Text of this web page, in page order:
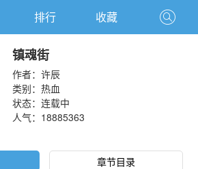
排行 收藏
镇魂街
作者： 许辰
类别： 热血
状态：连载中
人气： 18885363
章节目录